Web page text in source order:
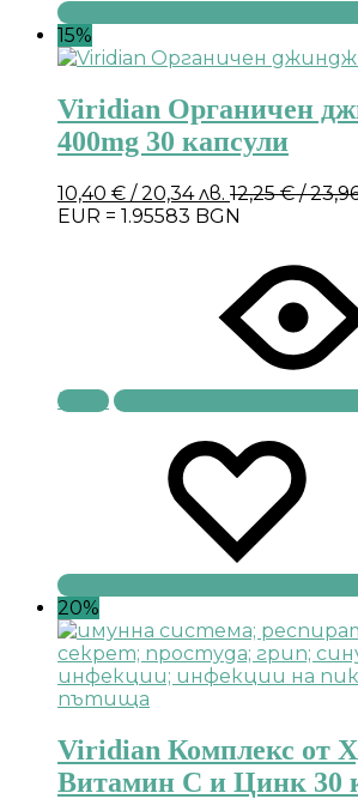
15%
Viridian Органичен
400mg 30 капсули
10,40 € / 20,34 лв. 12,25€/
EUR = 1.95583 BGN
Купи
20%
Viridian Комплекс от
Витамин С и Цинк 30